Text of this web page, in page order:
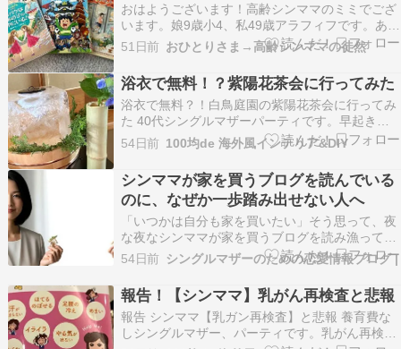
おはようございます！高齢シンママのミミでござ
います。娘9歳小4、私49歳アラフィフです。あっ
という間にでも穏やかに毎日が過ぎていき、それ
は幸せなことであります。その小さなまぶしい欠
片を10年日記や手帳、ブログに残せてなくて。ま
ぁ写真に映らないことも記憶に残らないことも、
私たち親子…
51日前 おひとりさま→高齢シンママの徒然
浴衣で無料！？紫陽花茶会に行ってみた
​浴衣で無料？！白鳥庭園の紫陽花茶会に行ってみ
た 40代シングルマザーパーティです。早起きし
て娘の朝食&お弁当作って浴衣着て、白鳥庭園の
紫陽花茶会に、行ってみました！先週有松絞り祭
り『ぼっちシンママ【有松絞り祭り】行ったレ
ポ』ぼっちシンママ【有松絞り祭り】行ったレポ
40代シン…
54日前 100均de 海外風インテリア&DIY
シンママが家を買うブログを読んでいる
のに、なぜか一歩踏み出せない人へ
「いつかは自分も家を買いたい」そう思って、夜
な夜なシンママが家を買うブログを読み漁ってい
ませんか？でも、読めば読むほど「あの人は運が
良かっただけかも」「私には無理」という気持ち
が強くなる。 実はこの感覚、珍しくないんです。
むしろ、真剣に将来を考えているからこそのブレ
ーキと言え…
54日前 シングルマザーのための恋愛情報ブログ |
報告！【シンママ】乳がん再検査と悲報
報告 シンママ【乳ガン再検査】と悲報 養育費な
しシングルマザー、パーティです。乳がん再検査